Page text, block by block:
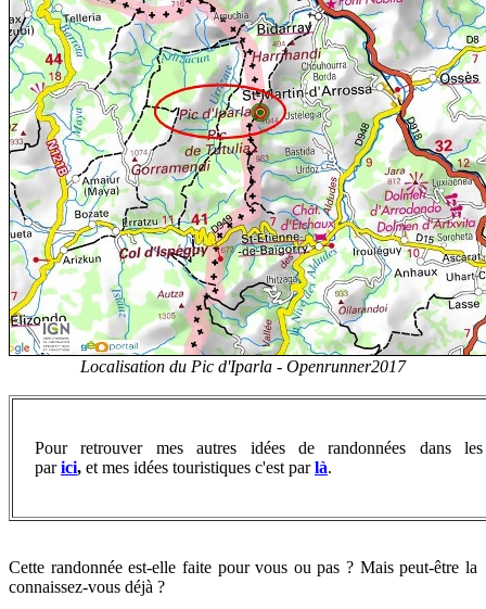
Localisation du Pic d'Iparla - Openrunner2017
Pour retrouver mes autres idées de randonnées dans
parici, et mes idées touristiques c'est parlà.
Cette randonnée est-elle faite pour vous ou pas ? Mais peut-être la
connaissez-vous déjà ?